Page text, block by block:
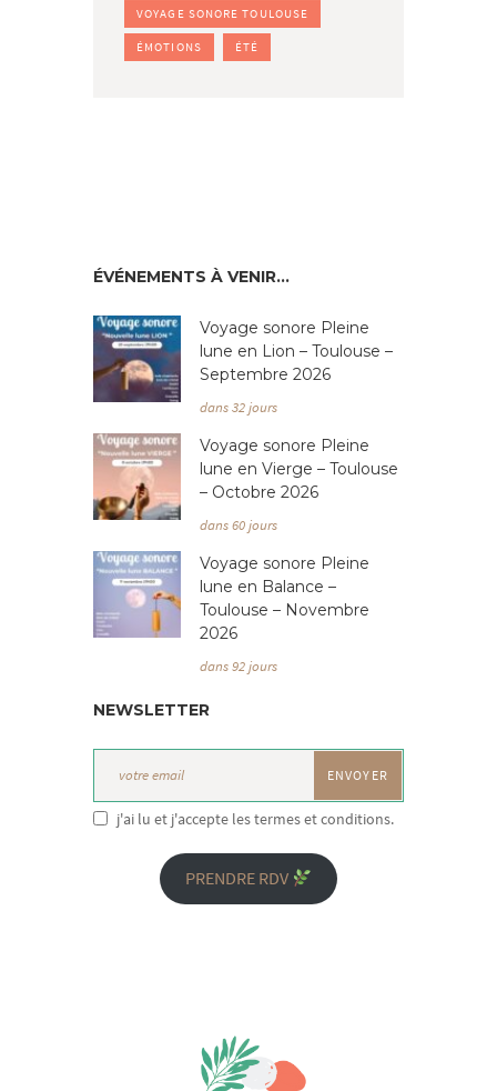
VOYAGE SONORE TOULOUSE
ÉMOTIONS ÉTÉ
ÉVÉNEMENTS À VENIR…
Voyage sonore Pleine
lune en Lion – Toulouse –
Septembre 2026
dans 32 jours
Voyage sonore Pleine
lune en Vierge – Toulouse
– Octobre 2026
dans 60 jours
Voyage sonore Pleine
lune en Balance –
Toulouse – Novembre
2026
dans 92 jours
NEWSLETTER
j'ai lu et j'accepte les termes et conditions.
PRENDRE RDV